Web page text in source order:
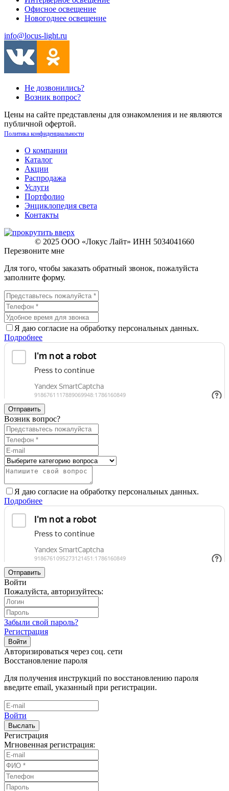
Офисное освещение
Новогоднее освещение
info@locus-light.ru
Не дозвонились?
Возник вопрос?
Цены на сайте представлены для ознакомления и не являются
публичной офертой.
Политика конфиденциальности
О компании
Каталог
Акции
Распродажа
Услуги
Портфолио
Энциклопедия света
Контакты
© 2025 ООО «Локус Лайт» ИНН 5034041660
Перезвоните мне
Для того, чтобы заказать обратный звонок, пожалуйста
заполните форму.
Я даю согласие на обработку персональных данных.
Подробнее
Отправить
Возник вопрос?
Я даю согласие на обработку персональных данных.
Подробнее
Отправить
Войти
Пожалуйста, авторизуйтесь:
Забыли свой пароль?
Регистрация
Войти
Авторизироваться через соц. сети
Восстановление пароля
Для получения инструкций по восстановлению пароля
введите email, указанный при регистрации.
Войти
Выслать
Регистрация
Мгновенная регистрация: